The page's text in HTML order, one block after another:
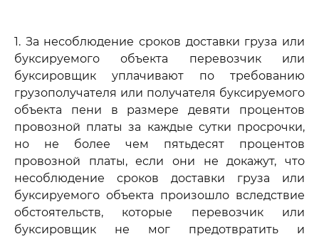
1. За несоблюдение сроков доставки груза или
буксируемого объекта перевозчик или
буксировщик уплачивают по требованию
грузополучателя или получателя буксируемого
объекта пени в размере девяти процентов
провозной платы за каждые сутки просрочки,
но не более чем пятьдесят процентов
провозной платы, если они не докажут, что
несоблюдение сроков доставки груза или
буксируемого объекта произошло вследствие
обстоятельств, которые перевозчик или
буксировщик не мог предотвратить и